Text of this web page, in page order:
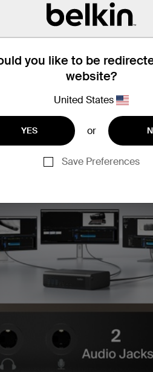
you like to be
website?
United States
YES or
Save Preferences